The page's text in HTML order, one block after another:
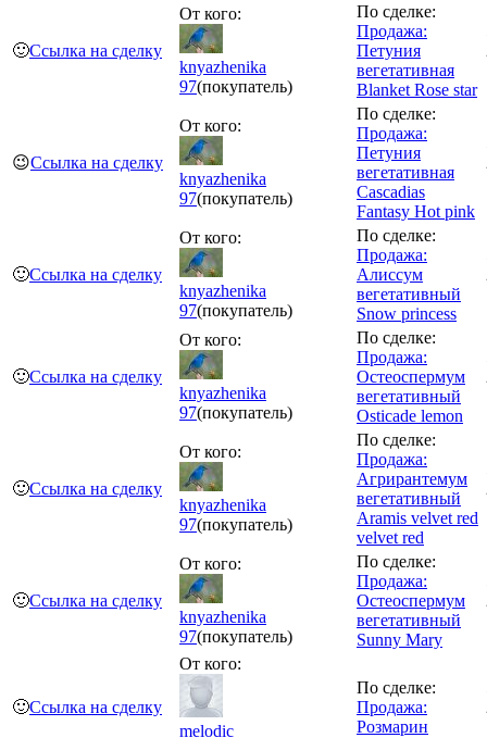
🙂Ссылка на сделку
От кого:
knyazhenika
97(покупатель)
По сделке:
Продажа:
Петуния
вегетативная
Blanket Rose star
😉Ссылка на сделку
От кого:
knyazhenika
97(покупатель)
По сделке:
Продажа:
Петуния
вегетативная
Cascadias
Fantasy Hot pink
🙂Ссылка на сделку
От кого:
knyazhenika
97(покупатель)
По сделке:
Продажа:
Алиссум
вегетативный
Snow princess
🙂Ссылка на сделку
От кого:
knyazhenika
97(покупатель)
По сделке:
Продажа:
Остеоспермум
вегетативный
Osticade lemon
🙂Ссылка на сделку
От кого:
knyazhenika
97(покупатель)
По сделке:
Продажа:
Агрирантемум
вегетативный
Aramis velvet red
velvet red
🙂Ссылка на сделку
От кого:
knyazhenika
97(покупатель)
По сделке:
Продажа:
Остеоспермум
вегетативный
Sunny Mary
🙂Ссылка на сделку
От кого:
melodic
По сделке:
Продажа:
Розмарин